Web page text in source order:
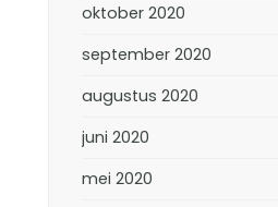
oktober 2020
september 2020
augustus 2020
juni 2020
mei 2020